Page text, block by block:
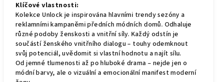
Klíčové vlastnosti:
Kolekce Unlock je inspirována hlavními trendy sezóny a
reklamními kampaněmi předních módních domů. Odhaluje
různé podoby ženskosti a vnitřní síly. Každý odstín je
součástí ženského vnitřního dialogu – touhy odemknout
svůj potenciál, uvědomit si vlastní hodnotu a najít sílu.
Od jemné tlumenosti až po hluboké drama – nejde jen o
módní barvy, ale o vizuální a emocionální manifest moderní